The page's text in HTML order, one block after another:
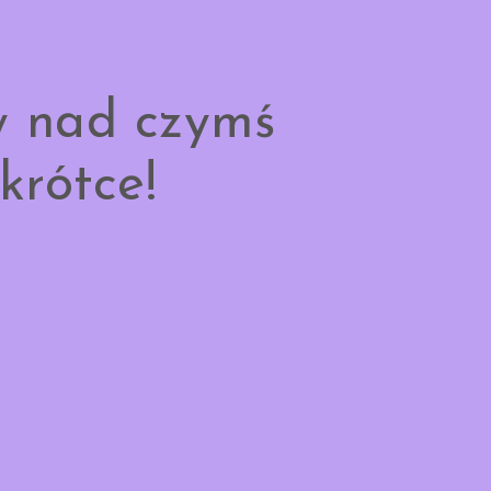
nad czymś